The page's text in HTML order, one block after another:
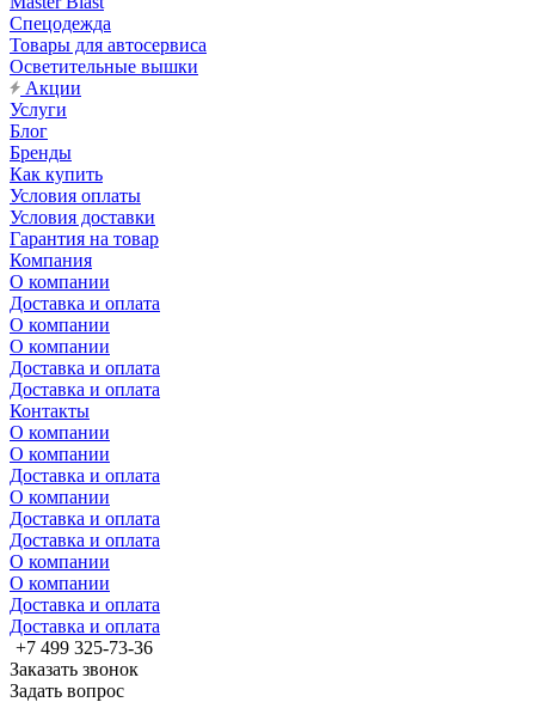
Спецодежда
Товары для автосервиса
Осветительные вышки
Акции
Услуги
Блог
Бренды
Как купить
Условия оплаты
Условия доставки
Гарантия на товар
Компания
О компании
Доставка и оплата
О компании
О компании
Доставка и оплата
Доставка и оплата
Контакты
О компании
О компании
Доставка и оплата
О компании
Доставка и оплата
Доставка и оплата
О компании
О компании
Доставка и оплата
Доставка и оплата
+7 499 325-73-36
Заказать звонок
Задать вопрос